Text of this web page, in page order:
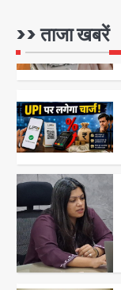
>> ताजा खबरें
1
2
3